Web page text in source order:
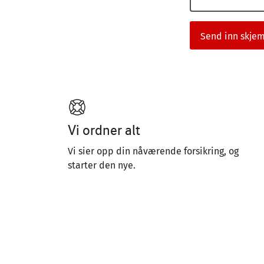
Vi ordner alt
Vi sier opp din nåværende forsikring, og
starter den nye.